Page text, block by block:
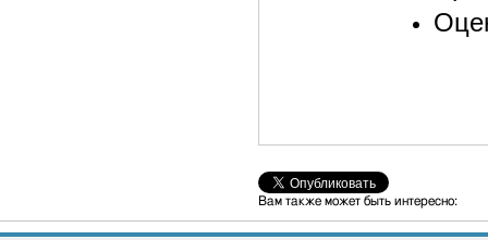
Вам также может быть интересно: